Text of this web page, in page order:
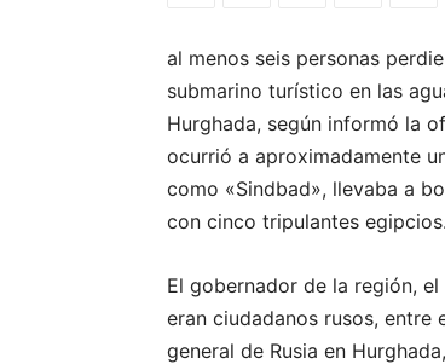
al menos seis personas
submarino turístico en las
Hurghada, según informó la
ocurrió a aproximadamente
como «Sindbad», llevaba a
con cinco tripulantes egipcios.
El gobernador de la región,
eran ciudadanos rusos, entre
general de Rusia en